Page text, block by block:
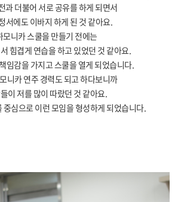
과 더불어 서로 공유를 하게 되면서
서에도 이바지 하게 된 것 같아요.
모니카 스쿨을 만들기 전에는
힘겹게 연습을 하고 있었던 것 같아요.
임감을 가지고 스쿨을 열게 되었습니다.
니카 연주 경력도 되고 하다보니까
이 저를 많이 따랐던 것 같아요.
중심으로 이런 모임을 형성하게 되었습니다.